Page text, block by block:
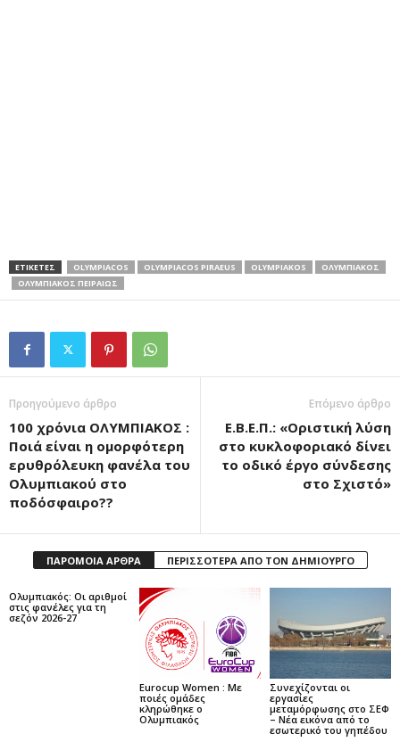
ΕΤΙΚΕΤΕΣ OLYMPIACOS OLYMPIACOS PIRAEUS OLYMPIAKOS
ΟΛΥΜΠΙΑΚΟΣ
ΟΛΥΜΠΙΑΚΟΣ ΠΕΙΡΑΙΩΣ
Προηγούμενο άρθρο
100 χρόνια ΟΛΥΜΠΙΑΚΟΣ :
Ποιά είναι η ομορφότερη
ερυθρόλευκη φανέλα του
Ολυμπιακού στo
ποδόσφαιρο??
Επόμενο άρθρο
Ε.Β.Ε.Π.: «Οριστική λύση
στο κυκλοφοριακό δίνει
το οδικό έργο σύνδεσης
στο Σχιστό»
ΠΑΡΟΜΟΙΑ ΑΡΘΡΑ ΠΕΡΙΣΣΟΤΕΡΑ ΑΠΟ ΤΟΝ ΔΗΜΙΟΥΡΓΟ
Ολυμπιακός: Οι αριθμοί
στις φανέλες για τη
σεζόν 2026-27
Eurocup Women : Με
ποιές ομάδες
κληρώθηκε ο
Ολυμπιακός
Συνεχίζονται οι
εργασίες
μεταμόρφωσης στο ΣΕΦ
– Νέα εικόνα από το
εσωτερικό του γηπέδου